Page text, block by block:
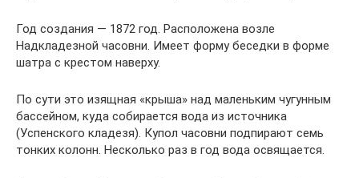
Год создания — 1872 год. Расположена возле
Надкладезной часовни. Имеет форму беседки в форме
шатра с крестом наверху.
По сути это изящная «крыша» над маленьким чугунным
бассейном, куда собирается вода из источника
(Успенского кладезя). Купол часовни подпирают семь
тонких колонн. Несколько раз в год вода освящается.